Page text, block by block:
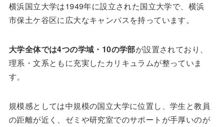
横浜国立大学は1949年に設立された国立大学で、横浜
市保土ケ谷区に広大なキャンパスを持っています。
大学全体では4つの学域・10の学部が設置されており、
理系・文系ともに充実したカリキュラムが整っていま
す。
規模感としては中規模の国立大学に位置し、学生と教員
の距離が近く、ゼミや研究室でのサポートが手厚いのが